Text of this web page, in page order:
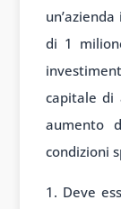
di 1
capitale di
aumento
condizioni
Deve